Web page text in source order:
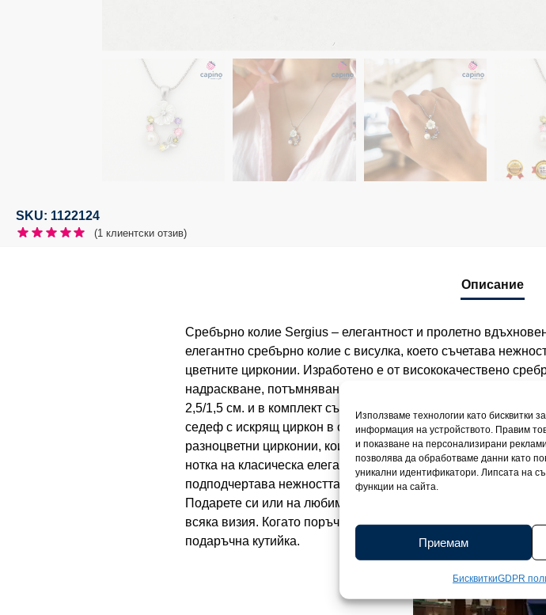
Използваме технологии като бисквитки
информация на устройството. Правим
и показване на персонализирани
позволява да обработваме данни като
уникални идентификатори. Липсата на
функции на сайта.
Приемам
БисквиткиGDPR
SKU: 1122124
(1 клиентски отзив)
Описание
Сребърно колие Sergius – елегантност и пролетно
елегантно сребърно колие с висулка, което съчетава
цветните цирконии. Изработено е от висококачествено
надраскване, потъмняване и гарантира дълготрайния
2,5/1,5 см. и в комплект със синджира 50 см.- тежи 4,8 гр. В
седеф с искрящ циркон в сърцевината, символ на чистота
разноцветни цирконии, които придават свежест и
нотка на класическа елегантност, подходяща за всеки
подподчертава нежността и женствеността на всяка дама
Подарете си или на любим човек нежност, цвят и
всяка визия. Когато поръчате Сребърно колие Sergius
подаръчна кутийка.